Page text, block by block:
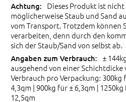
Dieses Produkt ist
möglicherweise Staub und Sand
vom Transport. Trotzdem können
verarbeiten, denn durch den
sich der Staub/Sand von selbst ab.
±
ausgehend von einer Schichtdicke
Verbrauch pro Verpackung: 300kg
4,3qm | 900kg für ± 6,3qm |
12,5qm